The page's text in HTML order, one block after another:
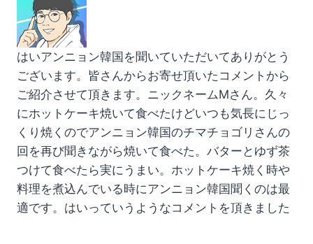
はいアンニョン韓国を聞いていただいてありがとう
ございます。皆さんからお寄せ頂いたコメントから
ご紹介させて頂きます。ニックネームMさん。久々
にホットケーキ焼いて食べたけどいつも気長にじっ
くり焼くのでアンニョン韓国のチマチョゴリさんの
回を再び聞きながら焼いて食べた。バターとゆず茶
つけて食べたら実にうまい。ホットケーキ焼く時や
料理を煮込んでいる時にアンニョン韓国聞くのは最
適です。はいっていうようなコメントを頂きました